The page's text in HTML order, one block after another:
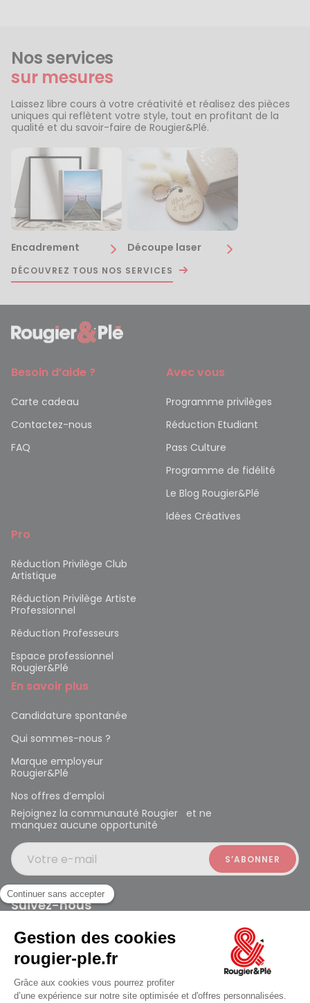
ouvert à 10:00
Nos services
sur mesures
Laissez libre cours à votre créativité et réalisez des pièces
uniques qui reflètent votre style, tout en profitant de la
qualité et du savoir-faire de Rougier&Plé.
Encadrement Découpe laser
DÉCOUVREZ TOUS NOS SERVICES
Besoin d’aide ?
Carte cadeau
Contactez-nous
FAQ
Avec vous
Programme privilèges
Réduction Etudiant
Pass Culture
Programme de fidélité
Le Blog Rougier&Plé
Idées Créatives
Pro
Réduction Privilège Club
Artistique
Réduction Privilège Artiste
Professionnel
Réduction Professeurs
Espace professionnel
Rougier&Plé
En savoir plus
Candidature spontanée
Qui sommes-nous ?
Marque employeur
Rougier&Plé
Nos offres d’emploi
Rejoignez la communauté Rougier et ne
manquez aucune opportunité
Votre e-mail
Suivez-nous
Rougier et Plé 2024 Copyright